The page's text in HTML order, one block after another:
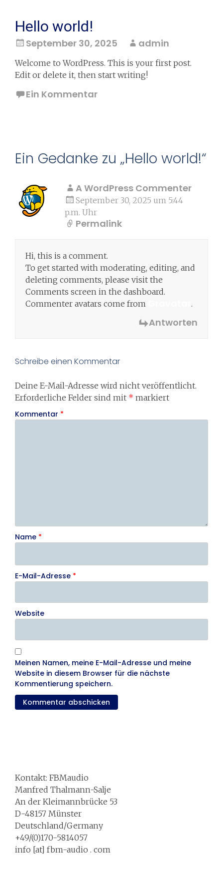
Hello world!
September 30, 2025 admin
Welcome to WordPress. This is your first post.
Edit or delete it, then start writing!
Ein Kommentar
Ein Gedanke zu „Hello world!“
A WordPress Commenter
September 30, 2025 um 5:44
p.m. Uhr
Permalink
Hi, this is a comment.
To get started with moderating, editing, and
deleting comments, please visit the
Comments screen in the dashboard.
Commenter avatars come from
.
Antworten
Schreibe einen Kommentar
Deine E-Mail-Adresse wird nicht veröffentlicht.
Erforderliche Felder sind mit * markiert
Kommentar *
Name *
E-Mail-Adresse *
Website
Meinen Namen, meine E-Mail-Adresse und meine
Website in diesem Browser für die nächste
Kommentierung speichern.
Kontakt: FBMaudio
Manfred Thalmann-Salje
An der Kleimannbrücke 53
D-48157 Münster
Deutschland/Germany
+49/(0)170-5814057
info [at] fbm-audio . com